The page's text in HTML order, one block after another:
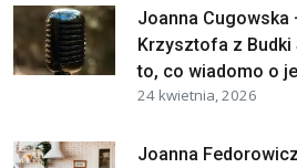
Joanna Cugowska
Krzysztofa z Budki
to, co wiadomo o
24 kwietnia, 2026
Joanna